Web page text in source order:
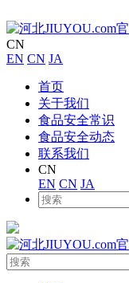
CN
EN CN JA
首页
关于我们
食品安全常识
食品安全动态
联系我们
CN
EN CN JA